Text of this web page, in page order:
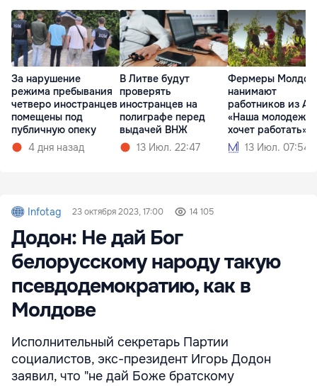
За нарушение
режима пребывания
четверо иностранцев
помещены под
публичную опеку
4 дня назад
В Литве будут
проверять
иностранцев на
полиграфе перед
выдачей ВНЖ
13 Июл. 22:47
Фермеры
нанимают
работников из
«Наша молодежь
хочет работать»
13 Июл. 07:54
Infotag 23 октября 2023, 17:00 14 105
Додон: Не дай Бог
белорусскому народу такую
псевдодемократию, как в
Молдове
Исполнительный секретарь Партии
социалистов, экс-президент Игорь Додон
заявил, что "не дай Боже братскому